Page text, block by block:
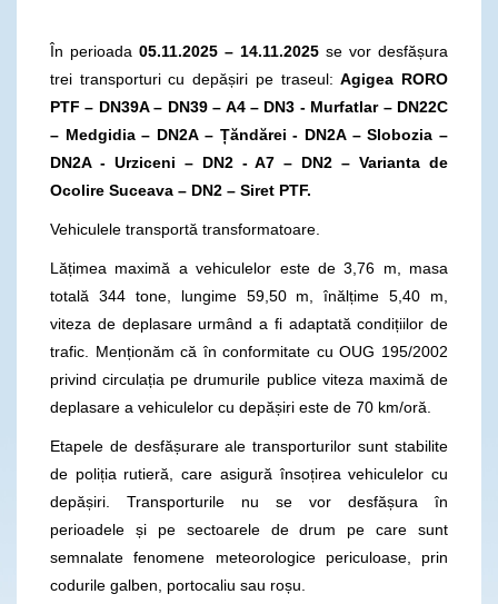
În perioada 05.11.2025 – 14.11.2025 se vor desfășura
trei transporturi cu depășiri pe traseul:Agigea RORO
PTF – DN39A – DN39 – A4 – DN3 - Murfatlar – DN22C
– Medgidia – DN2A – Țăndărei - DN2A – Slobozia –
DN2A - Urziceni – DN2 - A7 – DN2 – Varianta de
Ocolire Suceava – DN2 – Siret PTF.
Vehiculele transportă transformatoare.
Lățimea maximă a vehiculelor este de 3,76 m, masa
totală 344 tone, lungime 59,50 m, înălțime 5,40 m,
viteza de deplasare urmând a fi adaptată condițiilor de
trafic. Menționăm că în conformitate cu OUG 195/2002
privind circulația pe drumurile publice viteza maximă de
deplasare a vehiculelor cu depășiri este de 70 km/oră.
Etapele de desfășurare ale transporturilor sunt stabilite
de poliția rutieră, care asigură însoțirea vehiculelor cu
depășiri. Transporturile nu se vor desfășura în
perioadele și pe sectoarele de drum pe care sunt
semnalate fenomene meteorologice periculoase, prin
codurile galben, portocaliu sau roșu.